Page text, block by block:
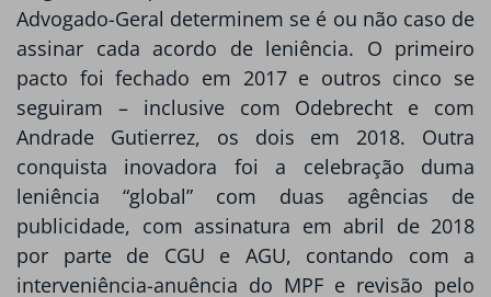
Advogado-Geral determinem se é ou não caso de
assinar cada acordo de leniência. O primeiro
pacto foi fechado em 2017 e outros cinco se
seguiram – inclusive com Odebrecht e com
Andrade Gutierrez, os dois em 2018. Outra
conquista inovadora foi a celebração duma
leniência “global” com duas agências de
publicidade, com assinatura em abril de 2018
por parte de CGU e AGU, contando com a
interveniência-anuência do MPF e revisão pelo